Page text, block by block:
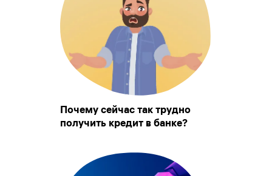
Почему сейчас так трудно
получить кредит в банке?